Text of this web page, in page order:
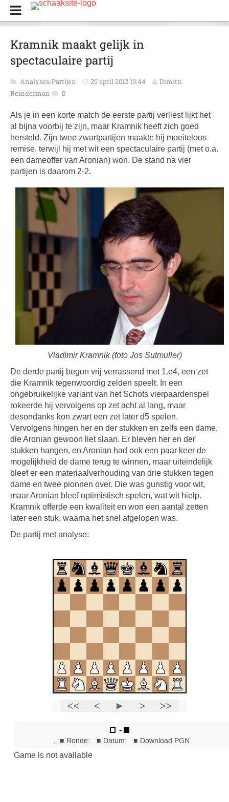
Kramnik maakt gelijk in
spectaculaire partij
Analyses/Partijen 25 april 2012 19:44
Dimitri
Reinderman
0
Als je in een korte match de eerste partij verliest lijkt het
al bijna voorbij te zijn, maar Kramnik heeft zich goed
hersteld. Zijn twee zwartpartijen maakte hij moeiteloos
remise, terwijl hij met wit een spectaculaire partij (met o.a.
een dameoffer van Aronian) won. De stand na vier
partijen is daarom 2-2.
Vladimir Kramnik (foto Jos Sutmuller)
De derde partij begon vrij verrassend met 1.e4, een zet
die Kramnik tegenwoordig zelden speelt. In een
ongebruikelijke variant van het Schots vierpaardenspel
rokeerde hij vervolgens op zet acht al lang, maar
desondanks kon zwart een zet later d5 spelen.
Vervolgens hingen her en der stukken en zelfs een dame,
die Aronian gewoon liet slaan. Er bleven her en der
stukken hangen, en Aronian had ook een paar keer de
mogelijkheid de dame terug te winnen, maar uiteindelijk
bleef er een materiaalverhouding van drie stukken tegen
dame en twee pionnen over. Die was gunstig voor wit,
maar Aronian bleef optimistisch spelen, wat wit hielp.
Kramnik offerde een kwaliteit en won een aantal zetten
later een stuk, waarna het snel afgelopen was.
De partij met analyse: